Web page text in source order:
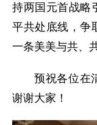
持两国元首战略
平共处底线，争
一条美美与共、
预祝各位在
谢谢大家！